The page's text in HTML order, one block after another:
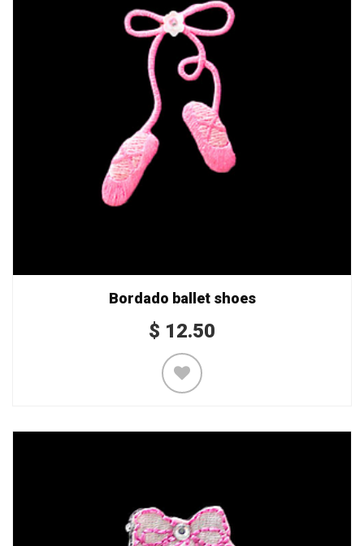
Bordado ballet shoes
$ 12.50